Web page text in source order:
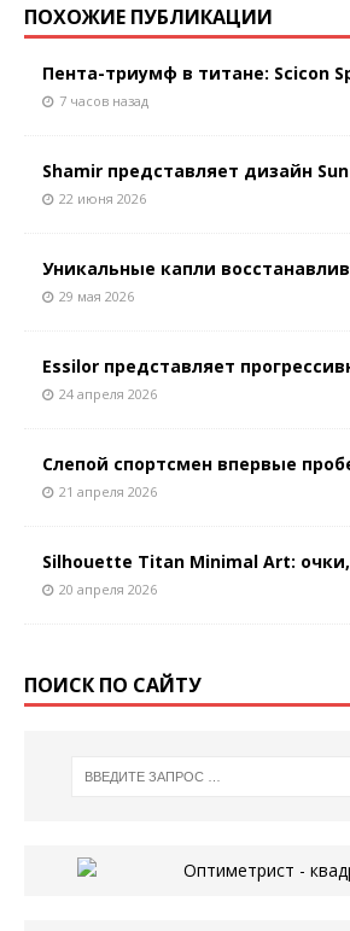
ПОХОЖИЕ ПУБЛИКАЦИИ
Пента-триумф в титане: Scicon
7 часов назад
Shamir представляет дизайн
22 июня 2026
Уникальные капли
29 мая 2026
Essilor представляет
24 апреля 2026
Слепой спортсмен впервые
21 апреля 2026
Silhouette Titan Minimal Art:
20 апреля 2026
ПОИСК ПО САЙТУ